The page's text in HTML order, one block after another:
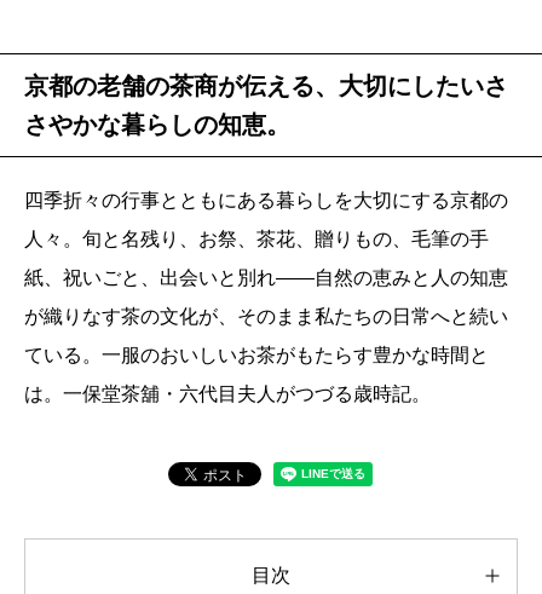
京都の老舗の茶商が伝える、大切にしたいさ
さやかな暮らしの知恵。
四季折々の行事とともにある暮らしを大切にする京都の
人々。旬と名残り、お祭、茶花、贈りもの、毛筆の手
紙、祝いごと、出会いと別れ――自然の恵みと人の知恵
が織りなす茶の文化が、そのまま私たちの日常へと続い
ている。一服のおいしいお茶がもたらす豊かな時間と
は。一保堂茶舖・六代目夫人がつづる歳時記。
目次